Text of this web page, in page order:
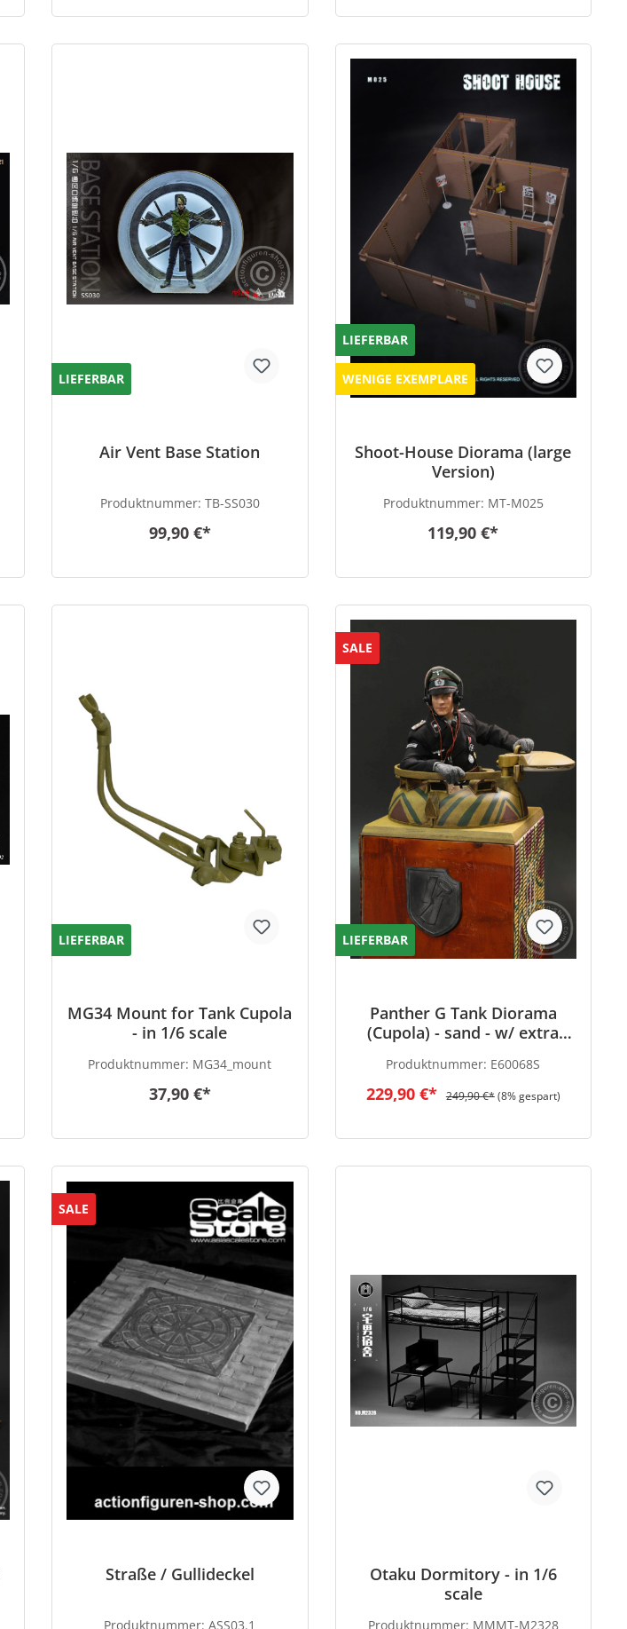
LIEFERBAR
Air Vent Base Station
Produktnummer: TB-SS030
99,90 €*
LIEFERBAR
WENIGE EXEMPLARE
Shoot-House Diorama (large
Version)
Produktnummer: MT-M025
119,90 €*
LIEFERBAR
MG34 Mount for Tank Cupola
- in 1/6 scale
Produktnummer: MG34_mount
37,90 €*
SALE
LIEFERBAR
Panther G Tank Diorama
(Cupola) - sand - w/ extra
Produktnummer: E60068S
229,90 €* 249,90 €*(8% gespart)
SALE
Straße / Gullideckel
Produktnummer:ASS03.1
Otaku Dormitory - in 1/6
scale
Produktnummer: MMMT-M2328